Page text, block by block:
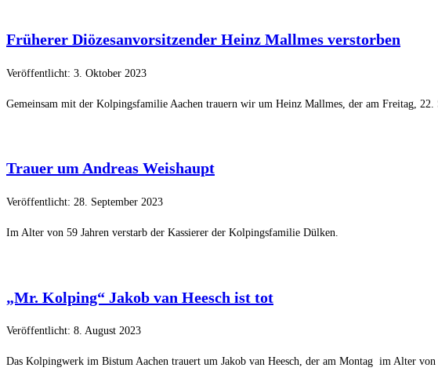
Früherer Diözesanvorsitzender Heinz Mallmes verstorben
Veröffentlicht: 3. Oktober 2023
Gemeinsam mit der Kolpingsfamilie Aachen trauern wir um Heinz Mallmes, der am Freitag,
Trauer um Andreas Weishaupt
Veröffentlicht: 28. September 2023
Im Alter von 59 Jahren verstarb der Kassierer der Kolpingsfamilie Dülken.
„Mr. Kolping“ Jakob van Heesch ist tot
Veröffentlicht: 8. August 2023
Das Kolpingwerk im Bistum Aachen trauert um Jakob van Heesch, der am Montag im Alter